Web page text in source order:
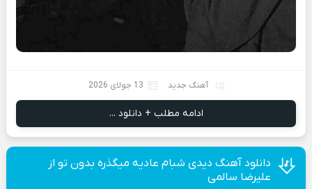
آهنگ جدید 13 جولای 2026
ادامه مطلب + دانلود ...
دانلود آهنگ دیدی شبام عادیه میگذره بدون تو از
علیرضا سالمی